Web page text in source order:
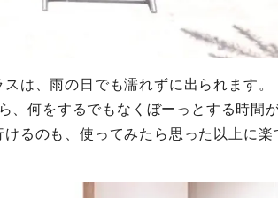
は、雨の日でも濡れずに出られます。
、何をするでもなくぼーっとする時間
るのも、使ってみたら思った以上に楽